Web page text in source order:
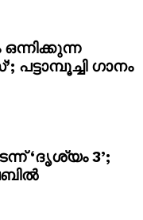
ഗാനം
‘ദൃശ്യം 3’;